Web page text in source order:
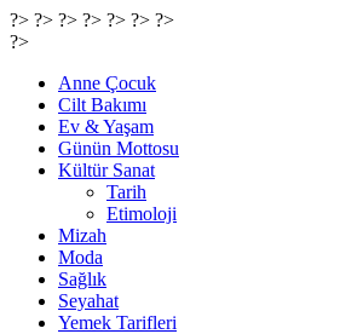
?> ?> ?> ?> ?> ?> ?>
?>
Anne Çocuk
Cilt Bakımı
Ev & Yaşam
Günün Mottosu
Kültür Sanat
Tarih
Etimoloji
Mizah
Moda
Sağlık
Seyahat
Yemek Tarifleri